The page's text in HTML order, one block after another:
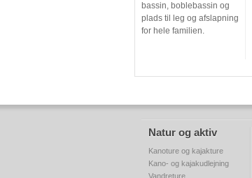
bassin, boblebassin og
plads til leg og afslapning
for hele familien.
Natur og aktiv
Kanoture og kajakture
Kano- og kajakudlejning
Vandreture